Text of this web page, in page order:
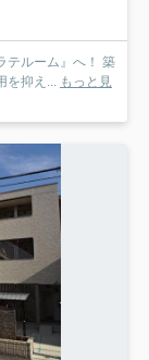
テルーム』へ！ 築
を抑え... もっと見